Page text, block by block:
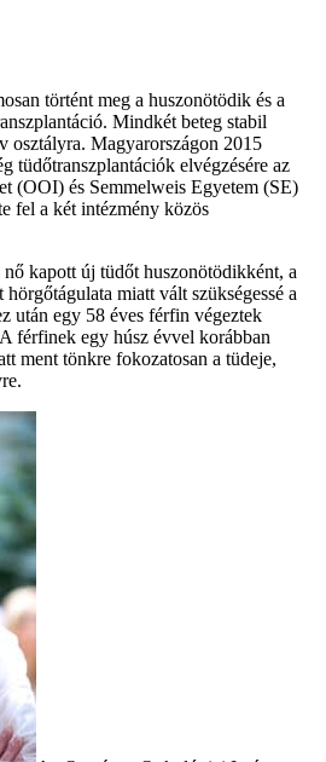
történt meg a huszonötödik és a
Mindkét beteg stabil
osztályra. Magyarországon 2015
tüdőtranszplantációk elvégzésére az
(OOI) és Semmelweis Egyetem (SE)
fel a két intézmény közös
kapott új tüdőt huszonötödikként, a
hörgőtágulata miatt vált szükségessé a
után egy 58 éves férfin végeztek
férfinek egy húsz évvel korábban
ment tönkre fokozatosan a tüdeje,